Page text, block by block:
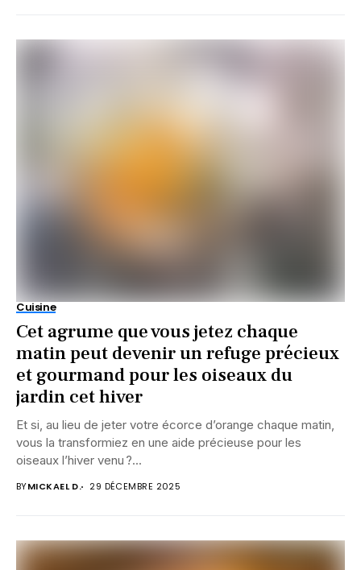
Cuisine
Cet agrume que vous jetez chaque
matin peut devenir un refuge précieux
et gourmand pour les oiseaux du
jardin cet hiver
Et si, au lieu de jeter votre écorce d’orange chaque matin,
vous la transformiez en une aide précieuse pour les
oiseaux l’hiver venu ?...
BYMICKAEL D. 29 DÉCEMBRE 2025